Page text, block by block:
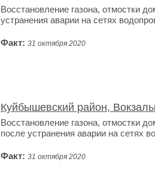
Восстановление газона, отмостки
устранения аварии на сетях
Факт: 31 октября 2020
Куйбышевский район,
Восстановление газона, отмостки
после устранения аварии на сетях
Факт: 31 октября 2020